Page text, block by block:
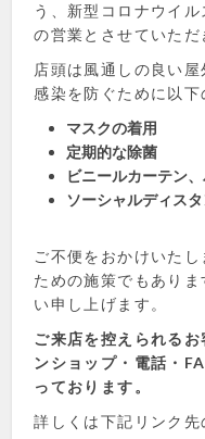
う、新型コロナウイ
の営業とさせていただ
店頭は風通しの良い
感染を防ぐために以下
マスクの着用
定期的な除菌
ビニールカーテン
ソーシャルディス
ご不便をおかけいた
ための施策でもあり
い申し上げます。
ご来店を控えられる
ンショップ・電話・
っております。
詳しくは下記リンク